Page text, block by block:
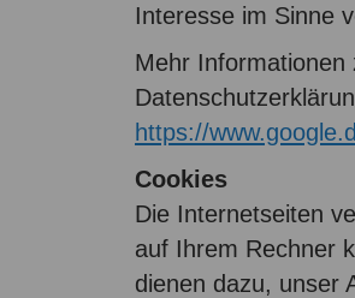
Interesse im Sinne
Mehr
https://
Cookies
Die Internetseiten
auf Ihrem Rechner
dienen dazu, unser